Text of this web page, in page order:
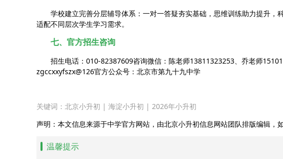
学校建立完善分层辅导体系：一对一答疑夯实基础，思维训练助力提升，
适配不同层次学生学习需求。
七、官方招生咨询
招生电话：010-82387609咨询微信：陈老师13811323253、乔老师
zgccxxyfszx@126官方公众号：北京市第九十九中学
关键词： 北京小升初 | 海淀小升初 | 2026年小升初
声明：本文信息来源于中学官方网站，由北京小升初信息网站团队排版编辑，
温馨提示